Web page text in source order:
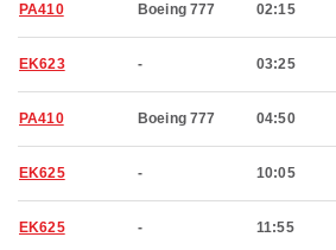
PA410 Boeing 777 02:15
EK623 - 03:25
PA410 Boeing 777 04:50
EK625 - 10:05
EK625 - 11:55